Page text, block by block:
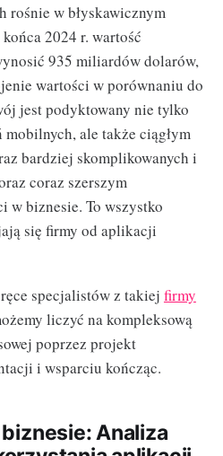
w błyskawicznym
2024 r. wartość
935 miliardów dolarów,
wartości w porównaniu do
jest podyktowany nie tylko
ale także ciągłym
bardziej skomplikowanych i
coraz szerszym
w biznesie. To wszystko
się firmy od aplikacji
specjalistów z takiej firmy
liczyć na kompleksową
poprzez projekt
i wsparciu kończąc.
Analiza